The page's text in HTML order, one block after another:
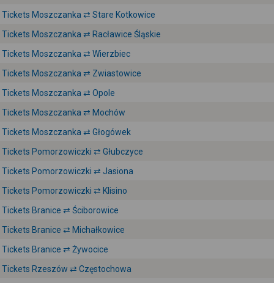
Tickets Moszczanka ⇄ Stare Kotkowice
Tickets Moszczanka ⇄ Racławice Śląskie
Tickets Moszczanka ⇄ Wierzbiec
Tickets Moszczanka ⇄ Zwiastowice
Tickets Moszczanka ⇄ Opole
Tickets Moszczanka ⇄ Mochów
Tickets Moszczanka ⇄ Głogówek
Tickets Pomorzowiczki ⇄ Głubczyce
Tickets Pomorzowiczki ⇄ Jasiona
Tickets Pomorzowiczki ⇄ Klisino
Tickets Branice ⇄ Ściborowice
Tickets Branice ⇄ Michałkowice
Tickets Branice ⇄ Żywocice
Tickets Rzeszów ⇄ Częstochowa